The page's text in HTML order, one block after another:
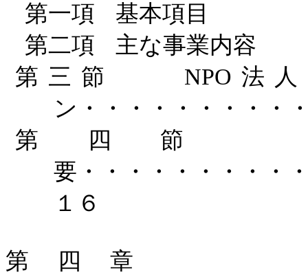
第一項
基本項目
第二項
主な事業内容
第三節
NPO 法
ン・・・・・・・・・
第四節
要・・・・・・・・・
１６
第四章